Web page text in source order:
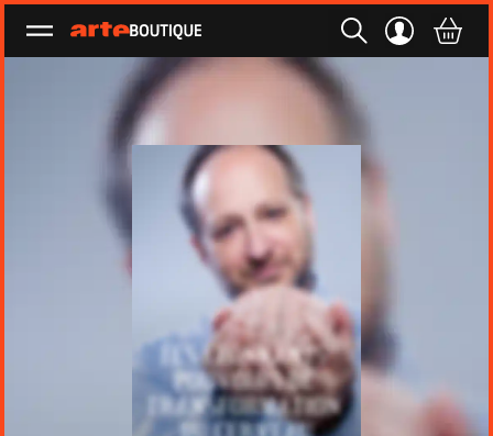
Ouvrir le menu